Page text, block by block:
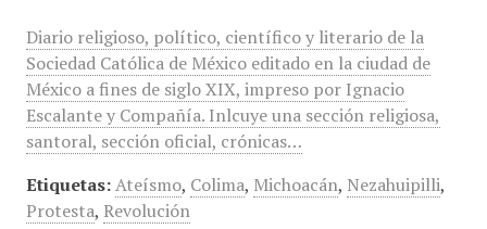
Diario religioso, político, científico y literario de la
Sociedad Católica de México editado en la ciudad de
México a fines de siglo XIX, impreso por Ignacio
Escalante y Compañía. Inlcuye una sección religiosa,
santoral, sección oficial, crónicas…
Etiquetas: Ateísmo, Colima, Michoacán, Nezahuipilli,
Protesta, Revolución